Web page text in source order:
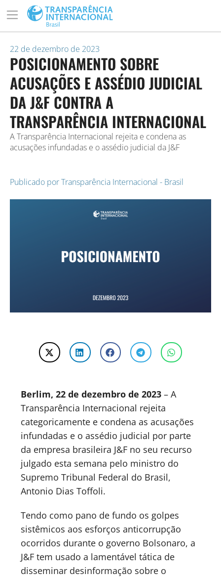
22 de dezembro de 2023
POSICIONAMENTO SOBRE
ACUSAÇÕES E ASSÉDIO JUDICIAL
DA J&F CONTRA A
TRANSPARÊNCIA INTERNACIONAL
A Transparência Internacional rejeita e condena as
acusações infundadas e o assédio judicial da J&F
Publicado porTransparência Internacional - Brasil
Berlim, 22 de dezembro de 2023 – A
Transparência Internacional rejeita
categoricamente e condena as acusações
infundadas e o assédio judicial por parte
da empresa brasileira J&F no seu recurso
julgado esta semana pelo ministro do
Supremo Tribunal Federal do Brasil,
Antonio Dias Toffoli.
Tendo como pano de fundo os golpes
sistêmicos aos esforços anticorrupção
ocorridos durante o governo Bolsonaro, a
J&F tem usado a lamentável tática de
disseminar desinformação sobre o